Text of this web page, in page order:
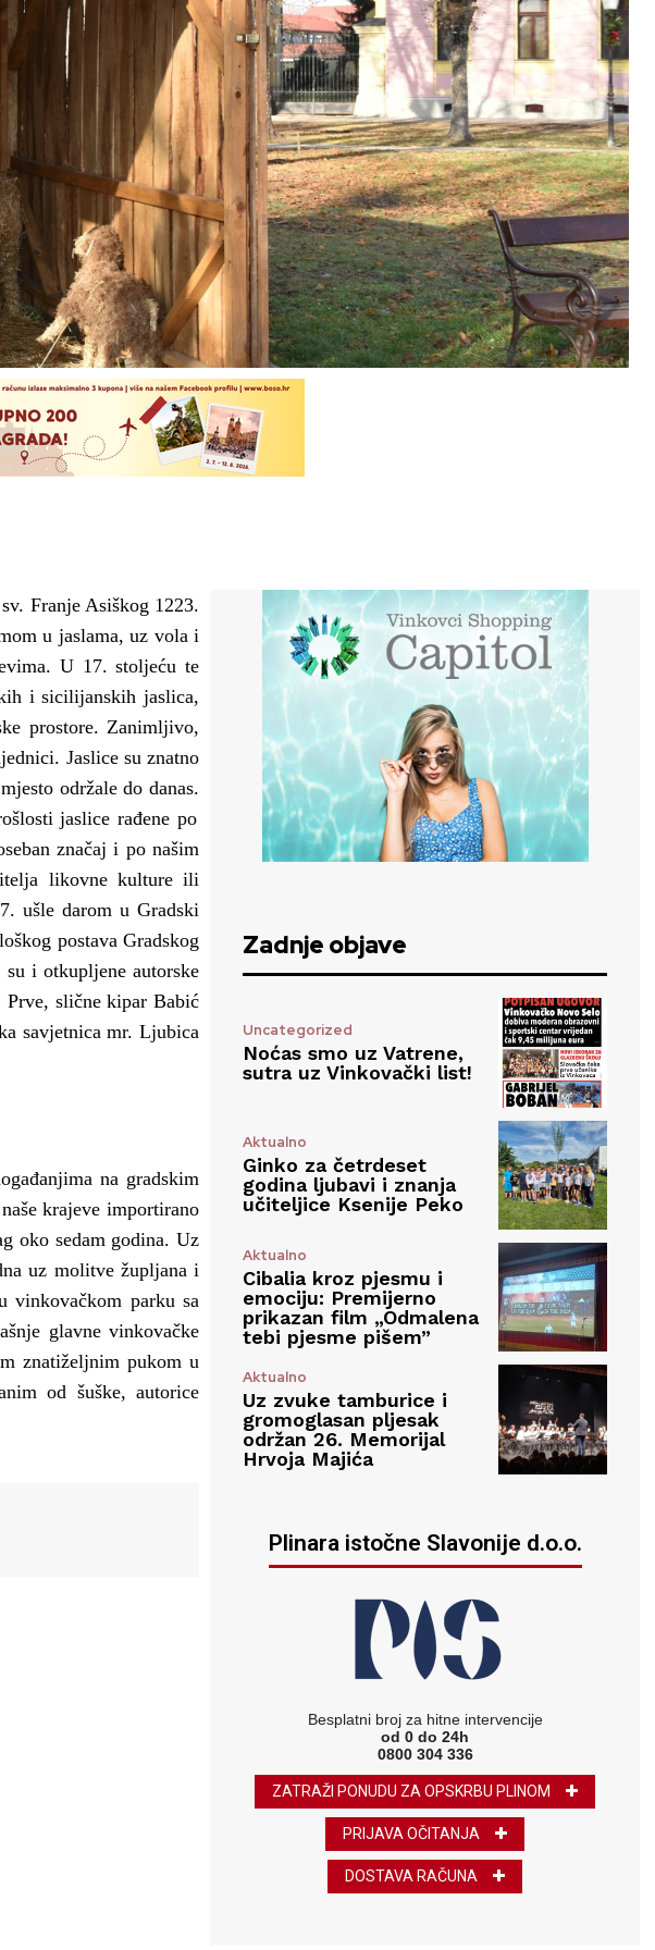
Franje Asiškog 1223.
u jaslama, uz vola i
U 17. stoljeću te
i sicilijanskih jaslica,
prostore. Zanimljivo,
Jaslice su znatno
održale do danas.
jaslice rađene po
značaj i po našim
likovne kulture ili
ušle darom u Gradski
postava Gradskog
i otkupljene autorske
slične kipar Babić
savjetnica mr. Ljubica
na gradskim
krajeve importirano
oko sedam godina. Uz
uz molitve župljana i
vinkovačkom parku sa
glavne vinkovačke
znatiželjnim pukom u
od šuške, autorice
Zadnje objave
Uncategorized
Noćas smo uz Vatrene,
sutra uz Vinkovački list!
Aktualno
Ginko za četrdeset
godina ljubavi i znanja
učiteljice Ksenije Peko
Aktualno
Cibalia kroz pjesmu i
emociju: Premijerno
prikazan film „Odmalena
tebi pjesme pišem”
Aktualno
Uz zvuke tamburice i
gromoglasan pljesak
održan 26. Memorijal
Hrvoja Majića
Plinara istočne Slavonije d.o.o.
Besplatni broj za hitne intervencije
od 0 do 24h
0800 304 336
ZATRAŽI PONUDU ZA OPSKRBU PLINOM
PRIJAVA OČITANJA
DOSTAVA RAČUNA